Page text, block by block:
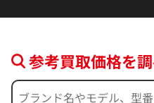
参考買取価格を